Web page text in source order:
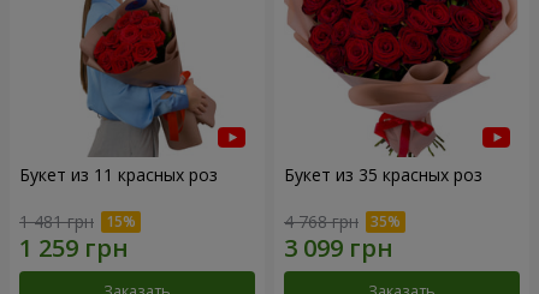
Букет из 11 красных роз
1 481 грн
Букет из 35 красных роз
4 768 грн